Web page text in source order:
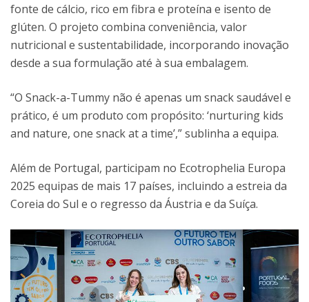
fonte de cálcio, rico em fibra e proteína e isento de
glúten. O projeto combina conveniência, valor
nutricional e sustentabilidade, incorporando inovação
desde a sua formulação até à sua embalagem.
“O Snack-a-Tummy não é apenas um snack saudável e
prático, é um produto com propósito: ‘nurturing kids
and nature, one snack at a time’,” sublinha a equipa.
Além de Portugal, participam no Ecotrophelia Europa
2025 equipas de mais 17 países, incluindo a estreia da
Coreia do Sul e o regresso da Áustria e da Suíça.